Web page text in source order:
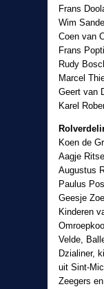
Frans
Wim
Coen van
Frans
Rudy
Marcel
Geert van
Karel
Koen de
Aagje
Augustus
Paulus
Geesje
Kinderen
Velde,
Dzialiner,
uit Sint-
Zeegers